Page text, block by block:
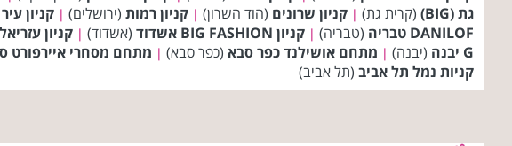
גת (BIG)
(קרית גת) | קניון שרונים (הוד השרון) | קניון רמות (ירושלים) | קניון
DANILOF טבריה
(טבריה) | קניון BIG FASHION אשדוד (אשדוד) | קניון
G יבנה
(יבנה) | מתחם אושילנד כפר סבא (כפר סבא) | מתחם מסחרי איירפורט
קניות נמל תל אביב (תל אביב)